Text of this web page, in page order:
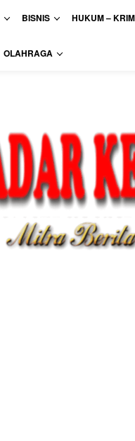
BISNIS HUKUM –
OLAHRAGA